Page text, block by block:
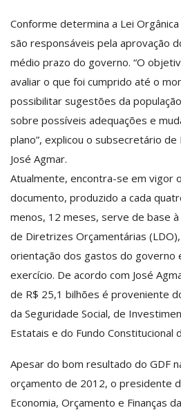
Conforme determina a Lei
são responsáveis pela aprovação
médio prazo do governo. “O
avaliar o que foi cumprido até o
possibilitar sugestões da
sobre possíveis adequações e
plano”, explicou o subsecretário de
José Agmar.
Atualmente, encontra-se em vigor
documento, produzido a cada
menos, 12 meses, serve de base à
de Diretrizes Orçamentárias
orientação dos gastos do governo
exercício. De acordo com José
de R$ 25,1 bilhões é proveniente
da Seguridade Social, de
Estatais e do Fundo Constitucional
Apesar do bom resultado do GDF
orçamento de 2012, o presidente
Economia, Orçamento e Finanças